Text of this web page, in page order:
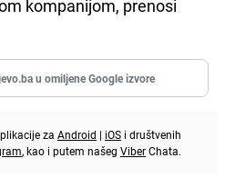
kompanijom, prenosi
u omiljene Google izvore
za Android | iOS i društvenih
, kao i putem našeg ViberChata.